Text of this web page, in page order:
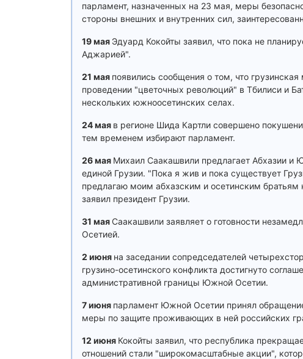
парламент, назначенных на 23 мая, меры
стороны внешних и внутренних сил,
19 мая Эдуард Кокойты заявил, что пока не
Аджарией".
21 мая появились сообщения о том, что
проведении "цветочных революций" в Тбилиси и
нескольких южноосетинских селах.
24 мая в регионе Шида Картли совершено
тем временем избирают парламент.
26 мая Михаил Саакашвили предлагает Абхазии и
единой Грузии. "Пока я жив и пока существует
предлагаю моим абхазским и осетинским братьям
заявил президент Грузии.
31 мая Саакашвили заявляет о готовности
Осетией.
2 июня на заседании сопредседателей
грузино-осетинского конфликта достигнуто
административной границы Южной Осетии.
7 июня парламент Южной Осетии принял
меры по защите проживающих в ней российских
12 июня Кокойты заявил, что республика
отношений стали "широкомасштабные акции",